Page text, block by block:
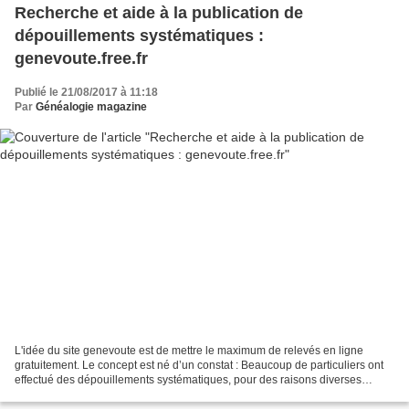
Recherche et aide à la publication de
dépouillements systématiques :
genevoute.free.fr
Publié le 21/08/2017 à 11:18
Par Généalogie magazine
L'idée du site genevoute est de mettre le maximum de relevés en ligne
gratuitement. Le concept est né d’un constat : Beaucoup de particuliers ont
effectué des dépouillements systématiques, pour des raisons diverses